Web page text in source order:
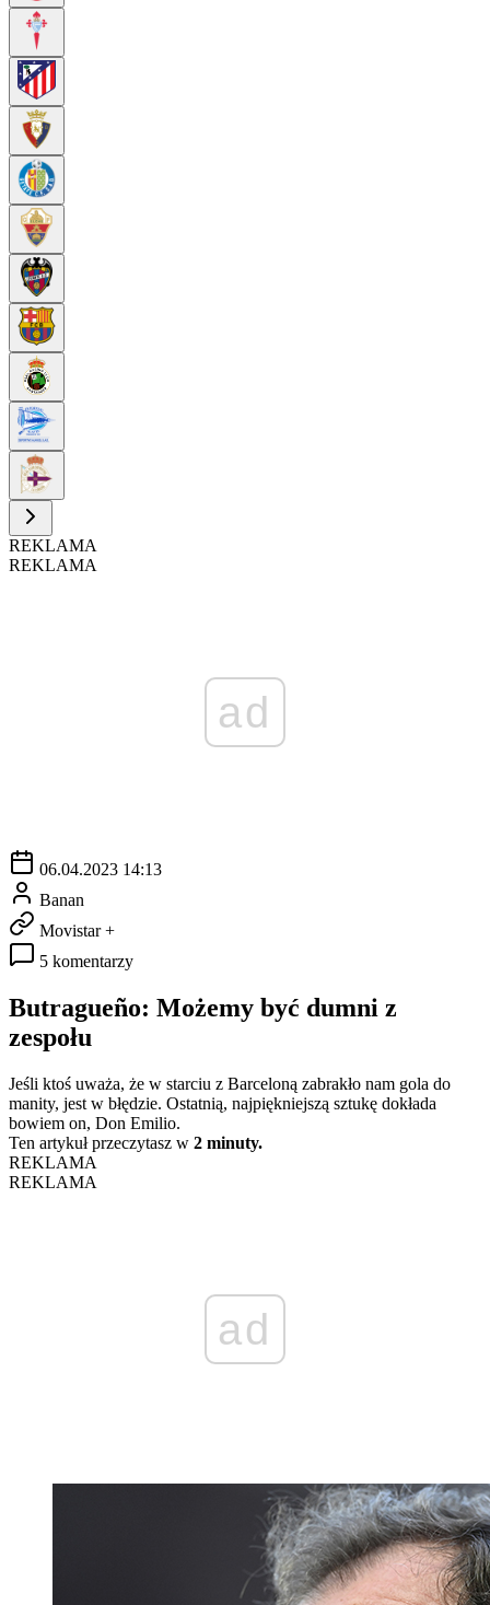
REKLAMA
REKLAMA
ad
06.04.2023 14:13
Banan
Movistar +
5 komentarzy
Butragueño: Możemy być dumni z
zespołu
Jeśli ktoś uważa, że w starciu z Barceloną zabrakło nam gola do
manity, jest w błędzie. Ostatnią, najpiękniejszą sztukę dokłada
bowiem on, Don Emilio.
Ten artykuł przeczytasz w 2 minuty.
REKLAMA
REKLAMA
ad